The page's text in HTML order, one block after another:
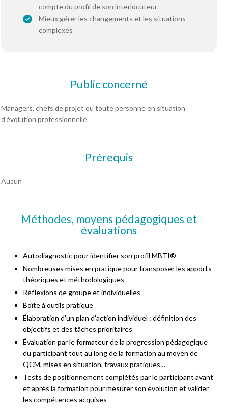
compte du profil de son interlocuteur
Mieux gérer les changements et les situations
complexes
Public concerné
Managers, chefs de projet ou toute personne en situation
d’évolution professionnelle
Prérequis
Aucun
Méthodes, moyens pédagogiques et
évaluations
Autodiagnostic pour identifier son profil MBTI®
Nombreuses mises en pratique pour transposer les apports
théoriques et méthodologiques
Réflexions de groupe et individuelles
Boîte à outils pratique
Élaboration d'un plan d'action individuel : définition des
objectifs et des tâches prioritaires
Évaluation par le formateur de la progression pédagogique
du participant tout au long de la formation au moyen de
QCM, mises en situation, travaux pratiques…
Tests de positionnement complétés par le participant avant
et après la formation pour mesurer son évolution et valider
les compétences acquises